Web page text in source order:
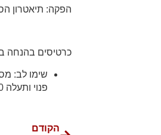
הפקה: תיאטרון
כרטיסים בהנחה
שימו לב:
פנוי ותעלה 70 ש"ח לכרטיס!
הקודם